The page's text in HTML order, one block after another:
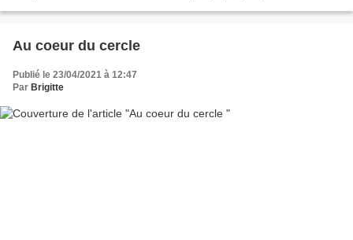
Au coeur du cercle
Publié le 23/04/2021 à 12:47
Par Brigitte